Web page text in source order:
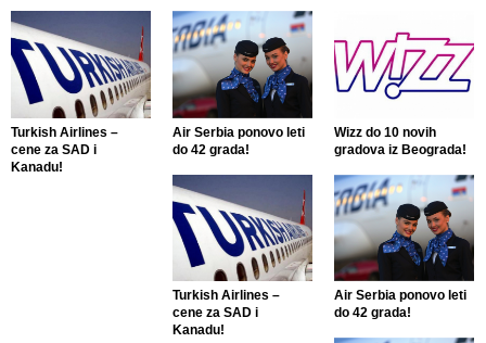
Turkish Airlines –
cene za SAD i
Kanadu!
Air Serbia ponovo leti
do 42 grada!
Wizz do 10 novih
gradova iz Beograda!
Turkish Airlines –
cene za SAD i
Kanadu!
Air Serbia ponovo leti
do 42 grada!